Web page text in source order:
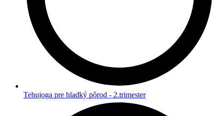
Tehujoga pre hladký pôrod - 2.trimester